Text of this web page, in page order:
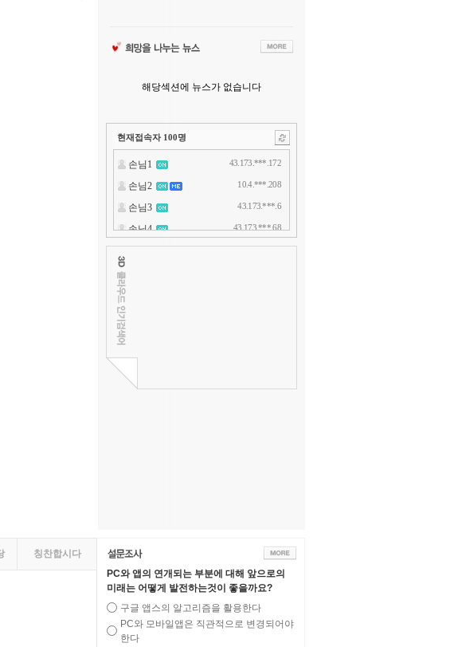
해당섹션에 뉴스가 없습니다
현재접속자 100명
칭찬합시다
PC와 앱의 연개되는 부분에 대해 앞으로의
미래는 어떻게 발전하는것이 좋을까요?
구글 앱스의 알고리즘을 활용한다
PC와 모바일앱은 직관적으로 변경되어야
한다